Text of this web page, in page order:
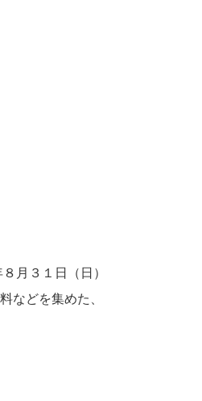
月３１日（日）
などを集めた、